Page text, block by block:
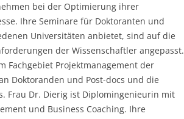
bei der Optimierung ihrer
Ihre Seminare für Doktoranten und
Universitäten anbietet, sind auf die
der Wissenschaftler angepasst.
Fachgebiet Projektmanagement der
Doktoranden und Post-docs und die
Frau Dr. Dierig ist Diplomingenieurin mit
und Business Coaching. Ihre